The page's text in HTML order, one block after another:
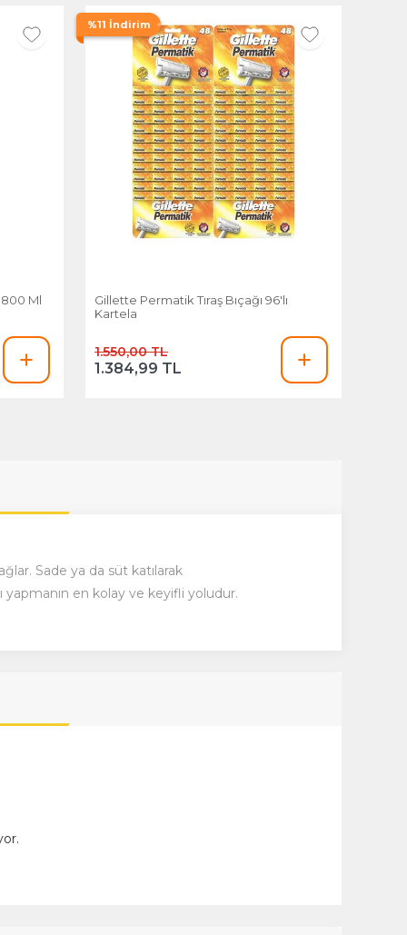
800 Ml
%11 İndirim
Gillette Permatik Tıraş Bıçağı 96'lı
Kartela
1.550,00 TL
1.384,99 TL
Sade ya da süt katılarak
yapmanın en kolay ve keyifli yoludur.